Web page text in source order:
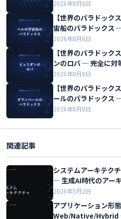
だけを剃る床屋
2026年8月8日
【世界のパラドック
宙船のパラドックス
ぐ糸は切れるのか
2026年8月8日
【世界のパラドック
ンのロバ ─ 完全に対
で飢え死にする
2026年8月8日
【世界のパラドック
ールのパラドックス
の抵抗はゼロになる
2026年8月8日
関連記事
システムアーキテク
― 生成AI時代のアー
入門
2026年5月2日
アプリケーション形
Web/Native/Hybrid